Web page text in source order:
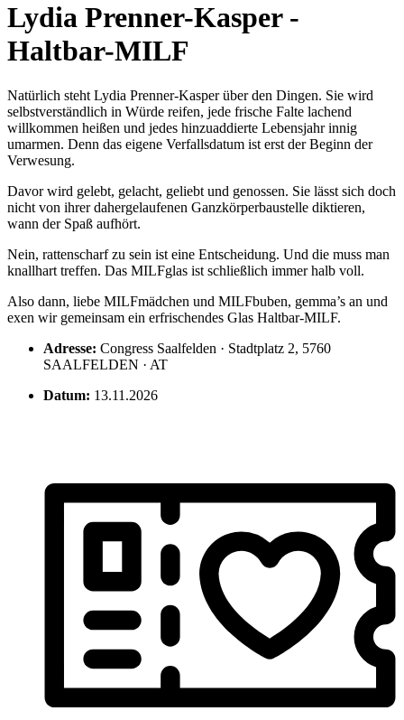
Lydia Prenner-Kasper -
Haltbar-MILF
Natürlich steht Lydia Prenner-Kasper über den Dingen. Sie wird
selbstverständlich in Würde reifen, jede frische Falte lachend
willkommen heißen und jedes hinzuaddierte Lebensjahr innig
umarmen. Denn das eigene Verfallsdatum ist erst der Beginn der
Verwesung.
Davor wird gelebt, gelacht, geliebt und genossen. Sie lässt sich doch
nicht von ihrer dahergelaufenen Ganzkörperbaustelle diktieren,
wann der Spaß aufhört.
Nein, rattenscharf zu sein ist eine Entscheidung. Und die muss man
knallhart treffen. Das MILFglas ist schließlich immer halb voll.
Also dann, liebe MILFmädchen und MILFbuben, gemma’s an und
exen wir gemeinsam ein erfrischendes Glas Haltbar-MILF.
Adresse: Congress Saalfelden · Stadtplatz 2, 5760
SAALFELDEN · AT
Datum: 13.11.2026